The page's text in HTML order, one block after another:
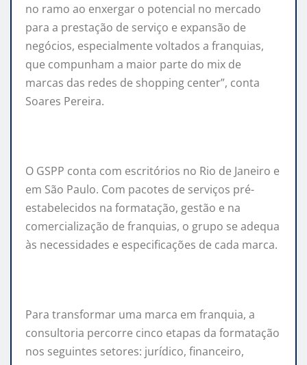
no ramo ao enxergar o potencial no mercado
para a prestação de serviço e expansão de
negócios, especialmente voltados a franquias,
que compunham a maior parte do mix de
marcas das redes de shopping center”, conta
Soares Pereira.
O GSPP conta com escritórios no Rio de Janeiro e
em São Paulo. Com pacotes de serviços pré-
estabelecidos na formatação, gestão e na
comercialização de franquias, o grupo se adequa
às necessidades e especificações de cada marca.
Para transformar uma marca em franquia, a
consultoria percorre cinco etapas da formatação
nos seguintes setores: jurídico, financeiro,